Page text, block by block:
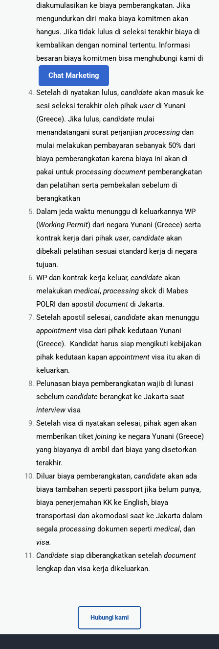
diakumulasikan ke biaya pemberangkatan. Jika
mengundurkan diri maka biaya komitmen akan
hangus. Jika tidak lulus di seleksi terakhir biaya di
kembalikan dengan nominal tertentu. Informasi
besaran biaya komitmen bisa menghubungi kami di
Chat Marketing
Setelah di nyatakan lulus, candidateakan masuk ke
sesi seleksi terakhir oleh pihak userdi Yunani
(Greece). Jika lulus, candidatemulai
menandatangani surat perjanjian processingdan
mulai melakukan pembayaran sebanyak 50% dari
biaya pemberangkatan karena biaya ini akan di
pakai untuk processing documentpemberangkatan
dan pelatihan serta pembekalan sebelum di
berangkatkan
Dalam jeda waktu menunggu di keluarkannya WP
(Working Permit) dari negara Yunani (Greece) serta
kontrak kerja dari pihak user, candidateakan
dibekali pelatihan sesuai standard kerja di negara
tujuan.
WP dan kontrak kerja keluar, candidateakan
melakukan medical, processingskck di Mabes
POLRI dan apostil documentdi Jakarta.
Setelah apostil selesai, candidateakan menunggu
appointmentvisa dari pihak kedutaan Yunani
(Greece). Kandidat harus siap mengikuti kebijakan
pihak kedutaan kapan appointmentvisa itu akan di
keluarkan.
Pelunasan biaya pemberangkatan wajib di lunasi
sebelum candidateberangkat ke Jakarta saat
interviewvisa
Setelah visa di nyatakan selesai, pihak agen akan
memberikan tiket joiningke negara Yunani (Greece)
yang biayanya di ambil dari biaya yang disetorkan
terakhir.
Diluar biaya pemberangkatan, candidateakan ada
biaya tambahan seperti passport jika belum punya,
biaya penerjemahan KK ke English, biaya
transportasi dan akomodasi saat ke Jakarta dalam
segala processingdokumen seperti medical, dan
visa.
Candidatesiap diberangkatkan setelah document
lengkap dan visa kerja dikeluarkan.
Hubungi kami